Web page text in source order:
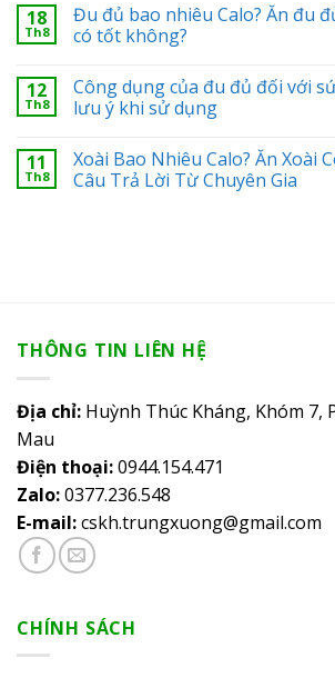
18
Th8
Đu đủ bao nhiêu Calo? Ăn đu
có tốt không?
12
Th8
Công dụng của đu đủ đối với
lưu ý khi sử dụng
11
Th8
Xoài Bao Nhiêu Calo? Ăn Xoài
Câu Trả Lời Từ Chuyên Gia
THÔNG TIN LIÊN HỆ
Địa chỉ: Huỳnh Thúc Kháng, Khóm 7,
Mau
Điện thoại:0944.154.471
Zalo:0377.236.548
E-mail:cskh.trungxuong@gmail.com
CHÍNH SÁCH